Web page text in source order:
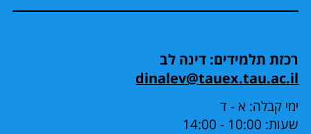
רכזת תלמידים: דינה לב
dinalev@tauex.tau.ac.il
ימי קבלה: א - ד
שעות: 10:00 - 14:00